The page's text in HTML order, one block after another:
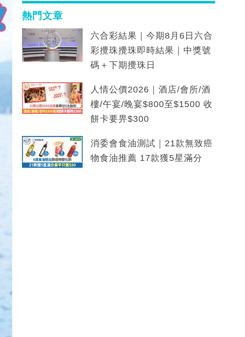
熱門文章
六合彩結果｜今期8月6日六合
彩攪珠攪珠即時結果｜中獎號
碼＋下期攪珠日
人情公價2026｜酒店/會所/酒
樓/午宴/晚宴$800至$1500 收
餅卡要畀$300
消委會食油測試｜21款無致癌
物食油推薦 17款獲5星滿分